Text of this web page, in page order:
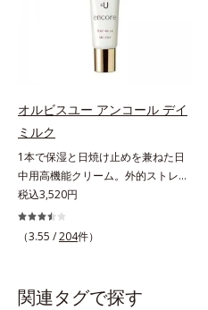
ーラ化成研究所調べ）
する原因を引き起こしていることが
わかりました。そこでオルビス ブ
ライト シリーズは「メラニンにじ
み」に着目して「高圧処理ビタミン
し、シミやソバカスの原因となるメ
ラニンの生成を食い止めます。また
オルビス独自成分の「ブライトVC
コンプレックス(*9)」が、透明感を
阻害する原因(*10)にアプローチし
ます。さらに肌表面のなめらかさや
みずみずしさをサポートするため
に、肌荒れ防止有効成分と速効性と
ケアのアプローチによって、肌本来
オルビスユー アンコール デイ
ミルク
1本で保湿と日焼け止めを兼ねた日
中用高機能クリーム。外的ストレス
(*5)から肌を徹底ガード。諦めかけ
ていたハリ不足、うるおい低下に先
端科学ケア(*1)でアプローチするエ
D.N.A.(*3) ヒビスエキスとHSP（ヒ
ートショックプロテイン）(*4)の合
税込3,520円
（3.55 /204件）
関連タグで探す